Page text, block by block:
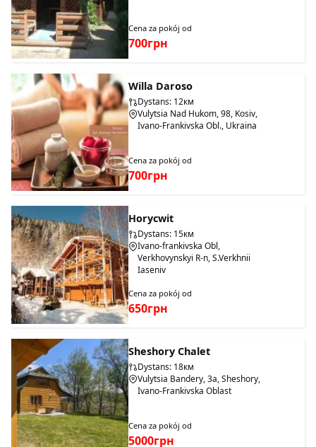
Cena za pokój od
700грн
Willa Daroso
Dystans: 12км
Vulytsia Nad Hukom, 98, Kosiv,
Ivano-Frankivska Obl., Ukraina
Cena za pokój od
700грн
Horycwit
Dystans: 15км
Ivano-frankivska Obl,
Verkhovynskyi R-n, S.Verkhnii
Iaseniv
Cena za pokój od
650грн
Sheshory Chalet
Dystans: 18км
Vulytsia Bandery, 3a, Sheshory,
Ivano-Frankivska Oblast
Cena za pokój od
5000грн